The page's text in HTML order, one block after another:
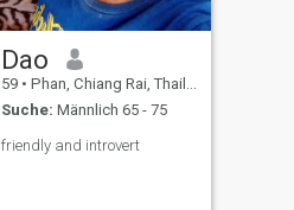
Dao
59 • Phan, Chiang Rai, Thailand
Suche: Männlich 65 - 75
friendly and introvert